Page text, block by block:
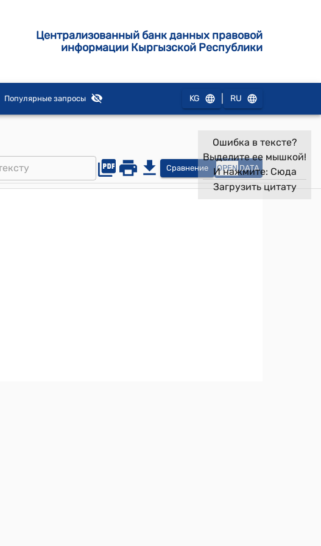
Централизованный банк данных правовой
информации Кыргызской Республики
Популярные запросы KG RU
Сравнение OPEN DATA
Ошибка в тексте?
Выделите ее мышкой!
И нажмите: Сюда
Загрузить цитату